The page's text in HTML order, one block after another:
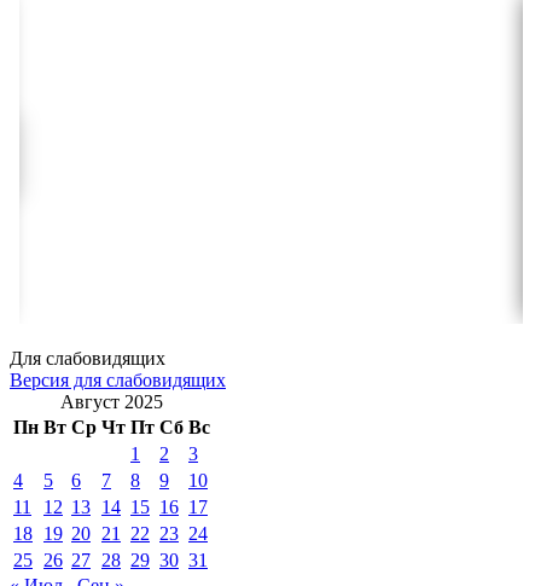
Для слабовидящих
Версия для слабовидящих
Август 2025
Пн Вт Ср Чт Пт Сб Вс
1
2
3
4
5 6 7 8 9
10
11
12 13 14 15 16 17
18 19 20 21 22 23 24
25 26 27 28 29 30 31